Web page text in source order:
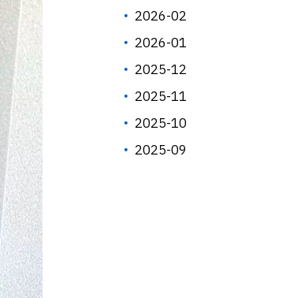
2026-02
2026-01
2025-12
2025-11
2025-10
2025-09